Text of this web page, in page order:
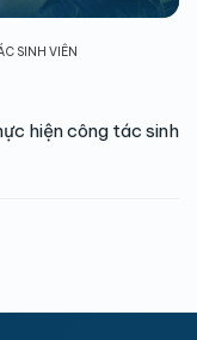
SINH VIÊN
hiện công tác sinh